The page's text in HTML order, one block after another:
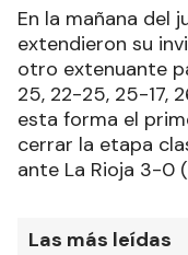
En la mañana del
extendieron su
otro extenuante
25, 22-25, 25-17,
esta forma el
cerrar la etapa
ante La Rioja 3-0
Las más leídas